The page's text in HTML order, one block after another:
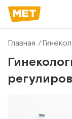
Главная